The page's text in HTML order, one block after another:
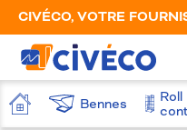
CIVÉCO, VOTRE
Accueil Bennes
Roll